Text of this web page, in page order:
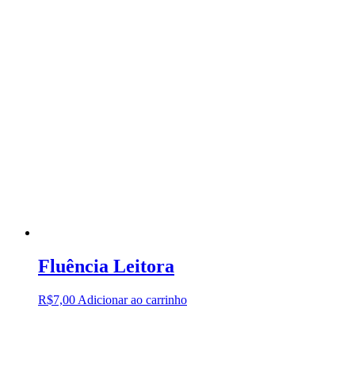
Fluência Leitora
R$7,00 Adicionar ao carrinho